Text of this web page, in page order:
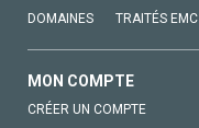
DOMAINES TRAITÉS EMC
MON COMPTE
CRÉER UN COMPTE